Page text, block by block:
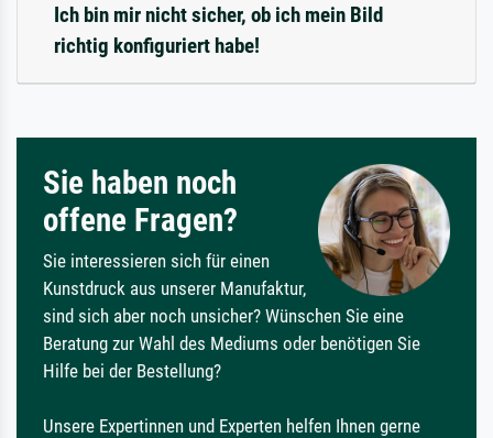
Ich bin mir nicht sicher, ob ich mein Bild
richtig konfiguriert habe!
Sie haben noch
offene Fragen?
Sie interessieren sich für einen
Kunstdruck aus unserer Manufaktur,
sind sich aber noch unsicher? Wünschen Sie eine
Beratung zur Wahl des Mediums oder benötigen Sie
Hilfe bei der Bestellung?
Unsere Expertinnen und Experten helfen Ihnen gerne